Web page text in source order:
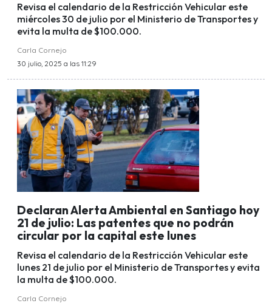
Revisa el calendario de la Restricción Vehicular este
miércoles 30 de julio por el Ministerio de Transportes y
evita la multa de $100.000.
Carla Cornejo
30 julio, 2025 a las 11:29
Declaran Alerta Ambiental en Santiago hoy
21 de julio: Las patentes que no podrán
circular por la capital este lunes
Revisa el calendario de la Restricción Vehicular este
lunes 21 de julio por el Ministerio de Transportes y evita
la multa de $100.000.
Carla Cornejo